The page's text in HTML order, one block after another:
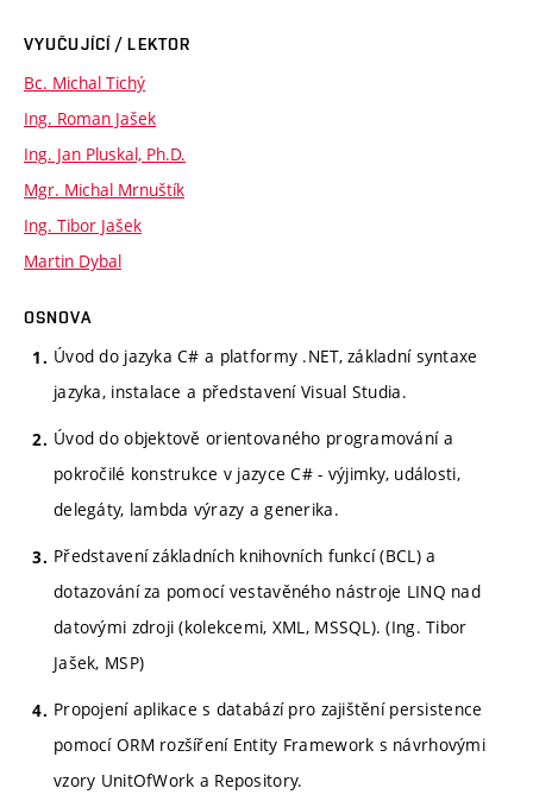
VYUČUJÍCÍ / LEKTOR
Bc. Michal Tichý
Ing. Roman Jašek
Ing. Jan Pluskal, Ph.D.
Mgr. Michal Mrnuštík
Ing. Tibor Jašek
Martin Dybal
OSNOVA
Úvod do jazyka C# a platformy .NET, základní syntaxe
jazyka, instalace a představení Visual Studia.
Úvod do objektově orientovaného programování a
pokročilé konstrukce v jazyce C# - výjimky, události,
delegáty, lambda výrazy a generika.
Představení základních knihovních funkcí (BCL) a
dotazování za pomocí vestavěného nástroje LINQ nad
datovými zdroji (kolekcemi, XML, MSSQL). (Ing. Tibor
Jašek, MSP)
Propojení aplikace s databází pro zajištění persistence
pomocí ORM rozšíření Entity Framework s návrhovými
vzory UnitOfWork a Repository.